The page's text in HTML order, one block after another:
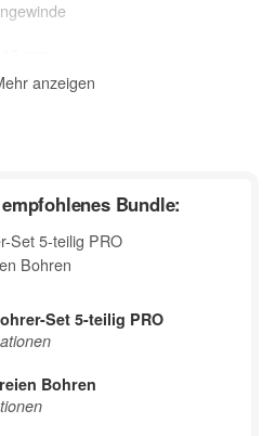
Bohrmaschinen, Akkuschrauber,
anzeigen
Bundle:
Set 5-teilig PRO
Bohren